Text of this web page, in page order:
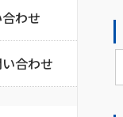
わせ
合わせ